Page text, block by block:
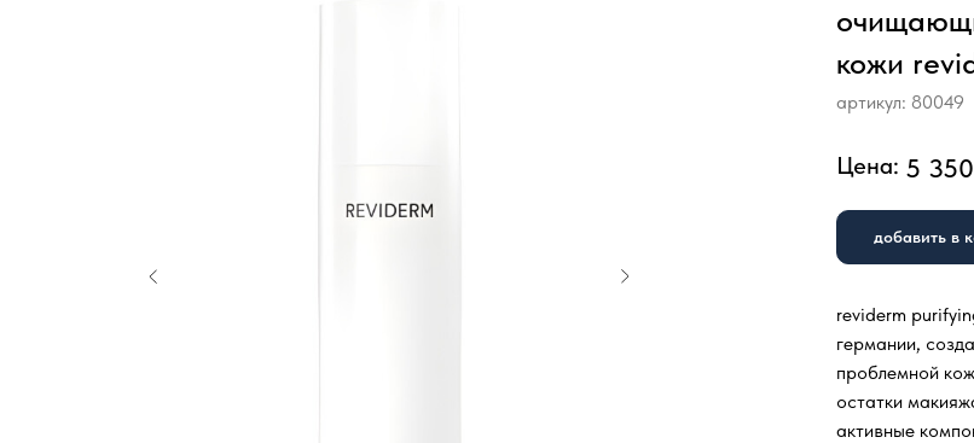
кожи
артикул: 80049
Цена: 5 350
добавить в
reviderm
германии,
проблемной
остатки
активные